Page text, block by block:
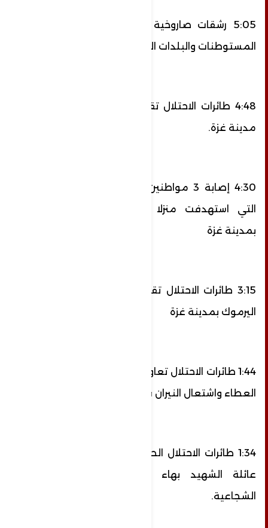
5:05 رشقات صاروخية من قطاع غزة باتجاه
المستوطنات والبلدات الإسرائيلية
4:48 طائرات الاحتلال تقصف أرضا زراعية وسط
مدينة غزة.
4:30 إصابة 3 مواطنين جراء الغارة الإسرائيلية
التي استهدفت منزلا في منطقة اليرموك
بمدينة غزة
3:15 طائرات الاحتلال تقصف منزلا في منطقة
اليرموك بمدينة غزة
1:44 طائرات الاحتلال تعاود قصف منزل عائلة أبو
العطاء واشتعال النيران فيه.
1:34 طائرات الاحتلال الحربية تعاود قصف منزل
عائلة الشهيد بهاء أبو العطاء في حي
الشجاعية.